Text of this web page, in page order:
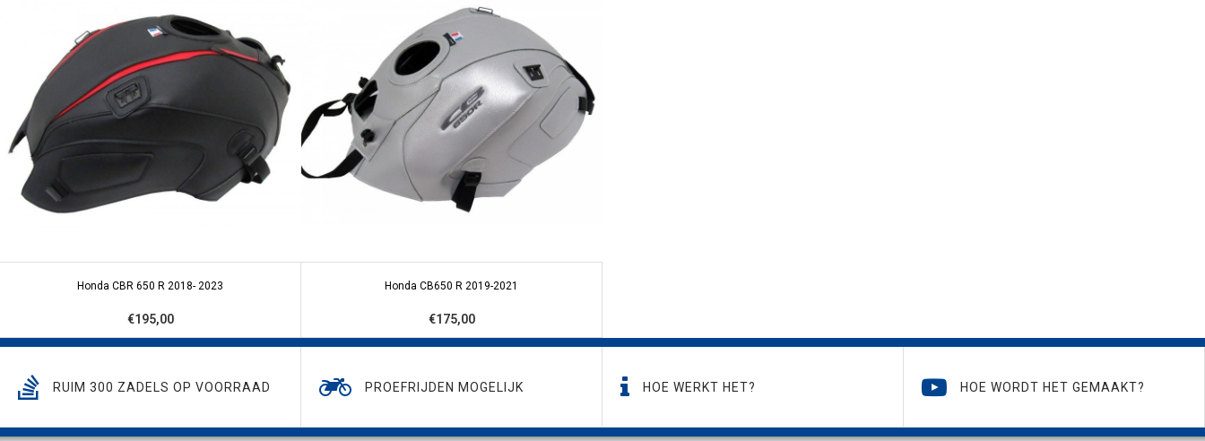
Honda CBR 650 R 2018- 2023
€195,00
Honda CB650 R 2019-2021
€175,00
RUIM 300 ZADELS OP VOORRAAD PROEFRIJDEN MOGELIJK HOE WERKT HET? HOE WORDT HET GEMAAKT?